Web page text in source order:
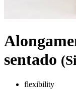
sentado
flexibility